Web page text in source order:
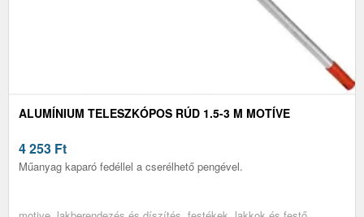
ALUMÍNIUM TELESZKÓPOS RÚD 1.5-3 M MOTÍVE
4 253 Ft
Műanyag kaparó fedéllel a cserélhető pengével.